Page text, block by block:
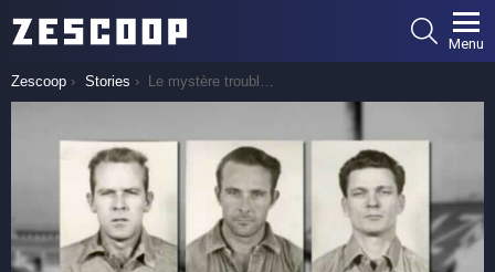
SEARCH
Menu
You are here:
Zescoop Stories Le mystère troublant qui se cache derrière la seule évasion réussie d’Alcatraz